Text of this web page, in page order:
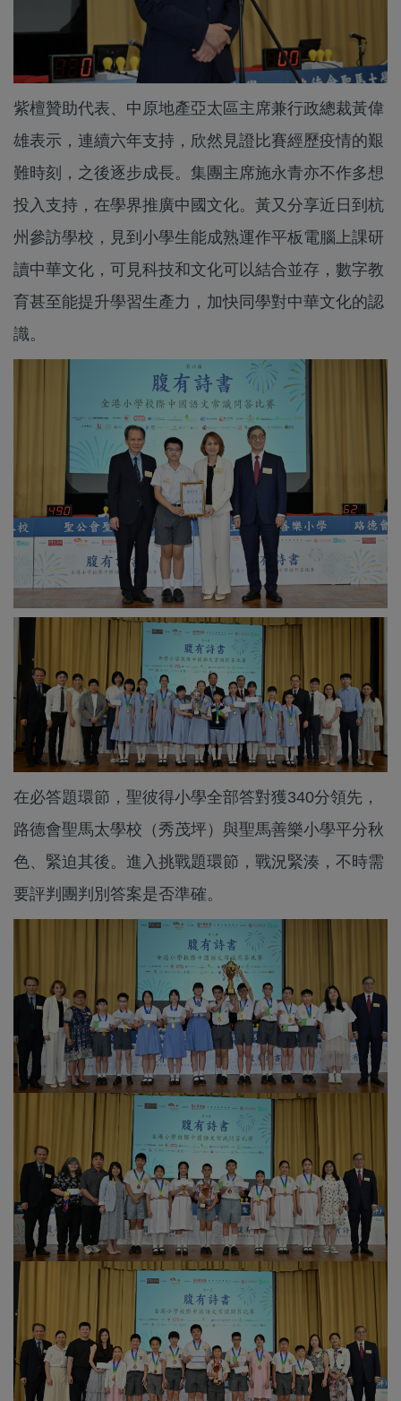
紫檀贊助代表、中原地產亞太區主席兼行政總裁黃偉
雄表示，連續六年支持，欣然見證比賽經歷疫情的艱
難時刻，之後逐步成長。集團主席施永青亦不作多想
投入支持，在學界推廣中國文化。黃又分享近日到杭
州參訪學校，見到小學生能成熟運作平板電腦上課研
讀中華文化，可見科技和文化可以結合並存，數字教
育甚至能提升學習生產力，加快同學對中華文化的認
識。
在必答題環節，聖彼得小學全部答對獲340分領先，
路德會聖馬太學校（秀茂坪）與聖馬善樂小學平分秋
色、緊迫其後。進入挑戰題環節，戰況緊湊，不時需
要評判團判別答案是否準確。